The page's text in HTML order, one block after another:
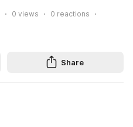
0 views 0 reactions
Share